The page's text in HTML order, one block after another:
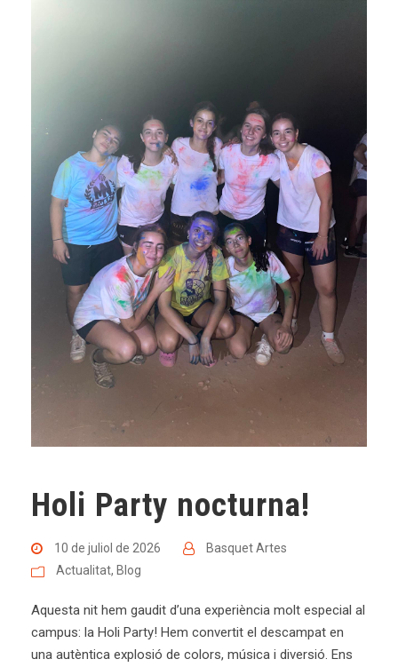
Holi Party nocturna!
10 de juliol de 2026
Basquet Artes
Actualitat, Blog
Aquesta nit hem gaudit d’una experiència molt especial al
campus: la Holi Party! Hem convertit el descampat en
una autèntica explosió de colors, música i diversió. Ens